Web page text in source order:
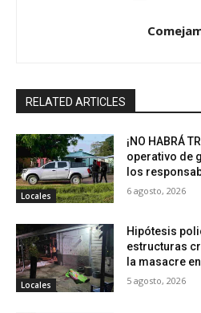
RELATED ARTICLES
Locales
¡NO HABRÁ
operativo de
los
6 agosto, 2026
Locales
Hipótesis
estructuras
la masacre
5 agosto, 2026